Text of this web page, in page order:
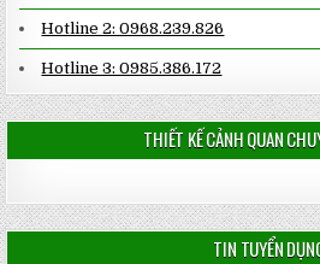
Hotline 2: 0968.239.826
Hotline 3: 0985.386.172
THIẾT KẾ CẢNH QUAN
TIN TUYỂN